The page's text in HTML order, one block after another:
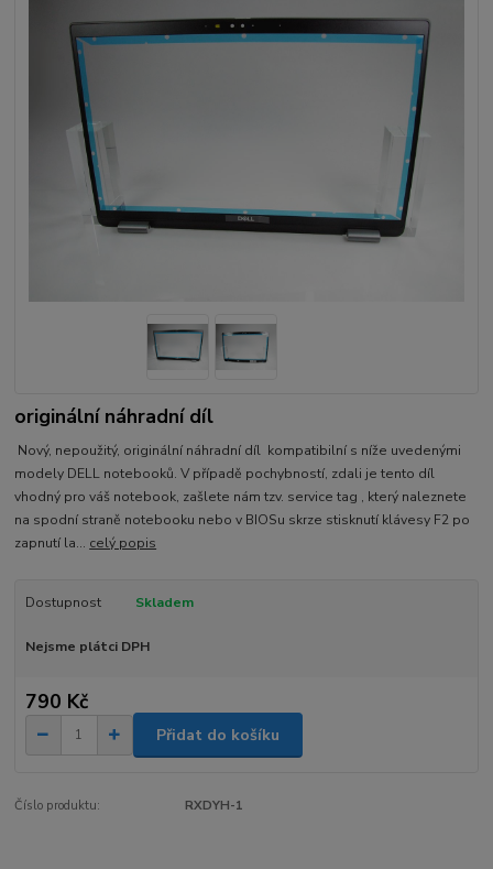
originální náhradní díl
Nový, nepoužitý, originální náhradní díl kompatibilní s níže uvedenými
modely DELL notebooků. V případě pochybností, zdali je tento díl
vhodný pro váš notebook, zašlete nám tzv. service tag , který naleznete
na spodní straně notebooku nebo v BIOSu skrze stisknutí klávesy F2 po
zapnutí la... celý popis
Dostupnost Skladem
Nejsme plátci DPH
790 Kč
Přidat do košíku
Číslo produktu: RXDYH-1